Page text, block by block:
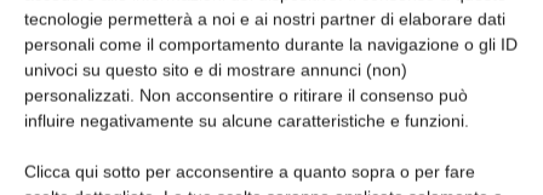
tecnologie permetterà a noi e ai nostri partner di elaborare dati
personali come il comportamento durante la navigazione o gli ID
univoci su questo sito e di mostrare annunci (non)
personalizzati. Non acconsentire o ritirare il consenso può
influire negativamente su alcune caratteristiche e funzioni.
Clicca qui sotto per acconsentire a quanto sopra o per fare
[box bg=”#cccccc” color=”#000000′
title=”Sviluppo di nuovi approcci e tecniche di
indagine”]